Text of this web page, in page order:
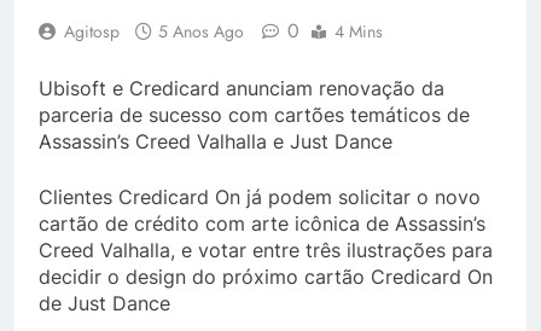
Agitosp 5 Anos Ago 0 4 Mins
Ubisoft e Credicard anunciam renovação da
parceria de sucesso com cartões temáticos de
Assassin’s Creed Valhalla e Just Dance
Clientes Credicard On já podem solicitar o novo
cartão de crédito com arte icônica de Assassin’s
Creed Valhalla, e votar entre três ilustrações para
decidir o design do próximo cartão Credicard On
de Just Dance